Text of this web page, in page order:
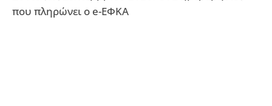
που πληρώνει ο e-ΕΦΚΑ